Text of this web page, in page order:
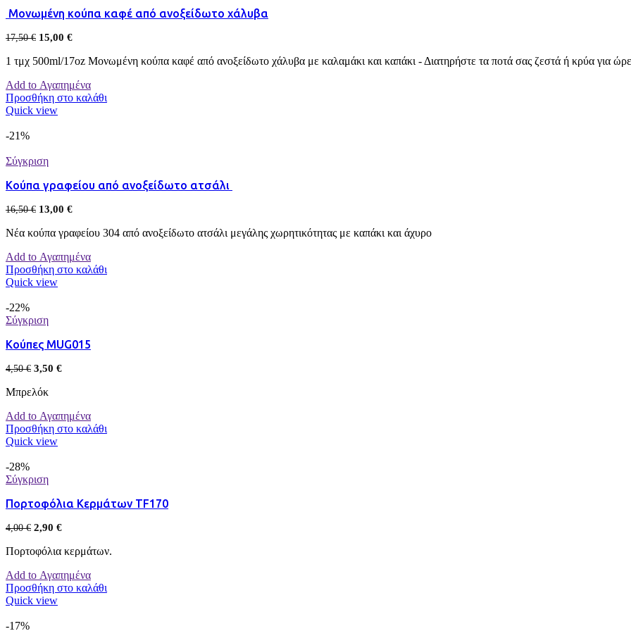
Μονωμένη κούπα καφέ από ανοξείδωτο χάλυβα
17,50€ 15,00 €
1 τμχ 500ml/17oz Μονωμένη κούπα καφέ από ανοξείδωτο χάλυβα με καλαμάκι και καπάκι - Διατηρήστε τα ποτά σας ζεστά ή κρύα για
Add to Αγαπημένα
Προσθήκη στο καλάθι
Quick view
-21%
Σύγκριση
Κούπα γραφείου από ανοξείδωτο ατσάλι
16,50€ 13,00 €
Νέα κούπα γραφείου 304 από ανοξείδωτο ατσάλι μεγάλης χωρητικότητας με καπάκι και άχυρο
Add to Αγαπημένα
Προσθήκη στο καλάθι
Quick view
-22%
Σύγκριση
Κούπες MUG015
4,50€ 3,50 €
Μπρελόκ
Add to Αγαπημένα
Προσθήκη στο καλάθι
Quick view
-28%
Σύγκριση
Πορτοφόλια Κερμάτων TF170
4,00€ 2,90 €
Πορτοφόλια κερμάτων.
Add to Αγαπημένα
Προσθήκη στο καλάθι
Quick view
-17%